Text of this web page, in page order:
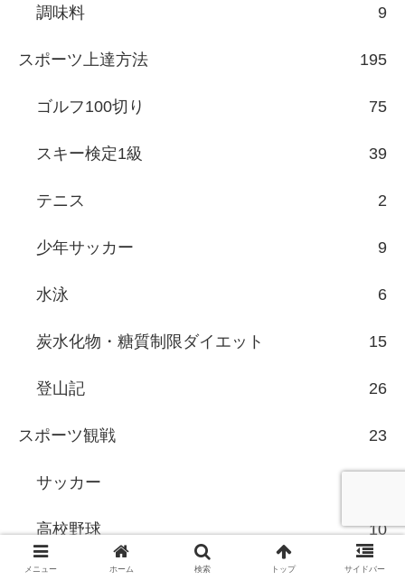
調味料 9
スポーツ上達方法 195
ゴルフ100切り 75
スキー検定1級 39
テニス 2
少年サッカー 9
水泳 6
炭水化物・糖質制限ダイエット 15
登山記 26
スポーツ観戦 23
サッカー
高校野球 10
ブログ管理 72
メニュー ホーム 検索 トップ サイドバー